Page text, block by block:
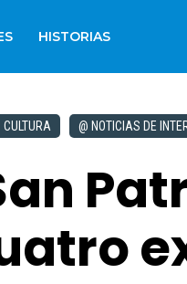
HISTORIAS
CULTURA @ NOTICIAS DE